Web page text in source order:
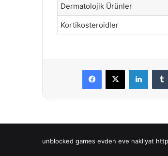
Dermatolojik Ürünler
Kortikosteroidler
Facebook
X
unblocked games evden eve nakliyat